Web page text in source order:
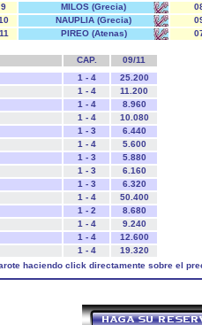
9
MILOS (Grecia)
NAUPLIA (Grecia)
11
PIREO (Atenas)
CAP.
09/11
1 - 4
25.200
1 - 4
11.200
1 - 4
8.960
1 - 4
10.080
1 - 3
6.440
1 - 4
5.600
1 - 3
5.880
1 - 3
6.160
1 - 3
6.320
1 - 4
50.400
1 - 2
8.680
1 - 4
9.240
1 - 4
12.600
1 - 4
19.320
haciendo click directamente sobre el